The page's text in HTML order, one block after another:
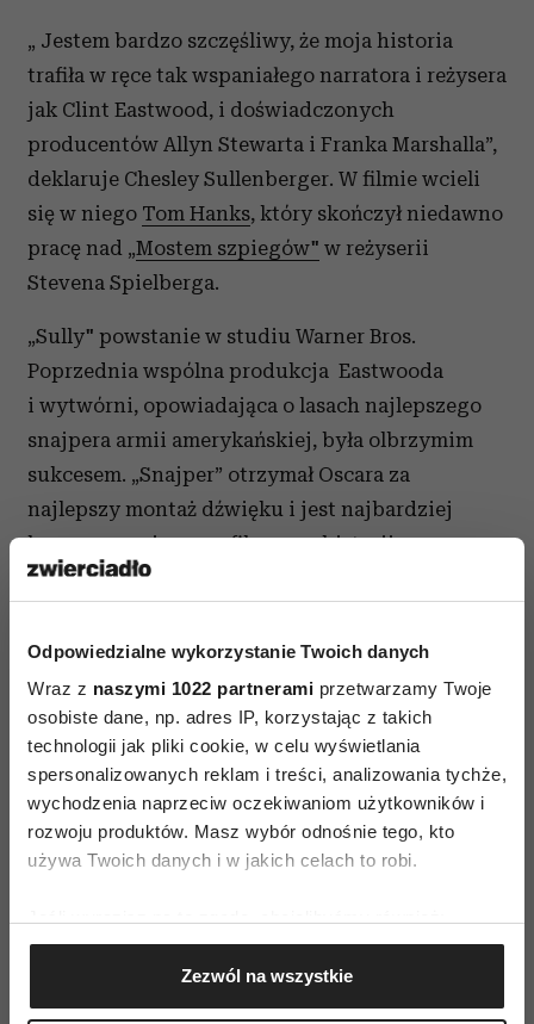
Odpowiedzialne wykorzystanie Twoich danych
Wraz z naszymi 1022 partnerami przetwarzamy Twoje
osobiste dane, np. adres IP, korzystając z takich
technologii jak pliki cookie, w celu wyświetlania
spersonalizowanych reklam i treści, analizowania tychże,
wychodzenia naprzeciw oczekiwaniom użytkowników i
rozwoju produktów. Masz wybór odnośnie tego, kto
używa Twoich danych i w jakich celach to robi.
Gromadzić dane dotyczące Twojej lokalizacji
geograficznej z dokładnością nawet do kilku metrów
Identyfikować Twoje urządzenie, aktywnie
Zezwól na wszystkie
„ Jestem bardzo szczęśliwy, że moja historia
trafiła w ręce tak wspaniałego narratora i reżysera
jak Clint Eastwood, i doświadczonych
producentów Allyn Stewarta i Franka Marshalla”,
deklaruje Chesley Sullenberger. W filmie wcieli
się w niego Tom Hanks, który skończył niedawno
pracę nad „Mostem szpiegów" w reżyserii
Stevena Spielberga.
„Sully" powstanie w studiu Warner Bros.
Poprzednia wspólna produkcja Eastwooda
i wytwórni, opowiadająca o lasach najlepszego
snajpera armii amerykańskiej, była olbrzymim
sukcesem. „Snajper” otrzymał Oscara za
najlepszy montaż dźwięku i jest najbardziej
kasowym wojennym filmem w historii.
NOWE FILMY